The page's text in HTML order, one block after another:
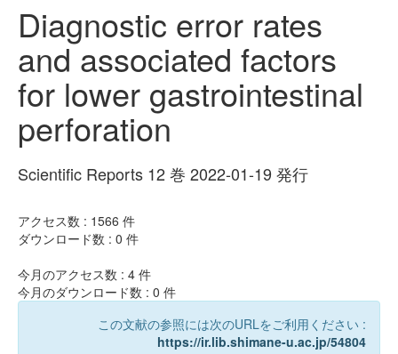
Diagnostic error rates
and associated factors
for lower gastrointestinal
perforation
Scientific Reports 12 巻 2022-01-19 発行
アクセス数 : 1566 件
ダウンロード数 : 0 件
今月のアクセス数 : 4 件
今月のダウンロード数 : 0 件
この文献の参照には次のURLをご利用ください :
https://ir.lib.shimane-u.ac.jp/54804